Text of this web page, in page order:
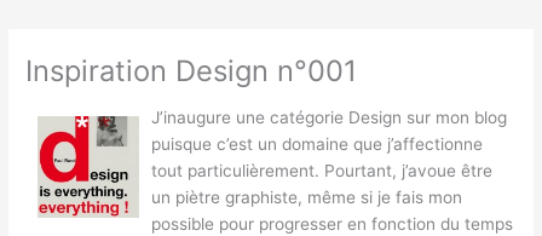
Inspiration Design n°001
J’inaugure une catégorie Design sur mon blog
puisque c’est un domaine que j’affectionne
tout particulièrement. Pourtant, j’avoue être
un piètre graphiste, même si je fais mon
possible pour progresser en fonction du temps